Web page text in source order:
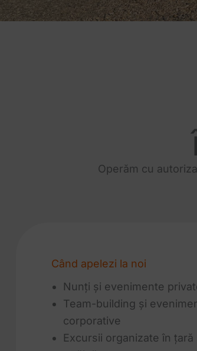
Operăm cu
Când apelezi la noi
Nunți și evenimente
Team-building și
corporative
Excursii organizate în țară